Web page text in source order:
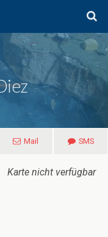
Mail SMS
Karte nicht verfügbar